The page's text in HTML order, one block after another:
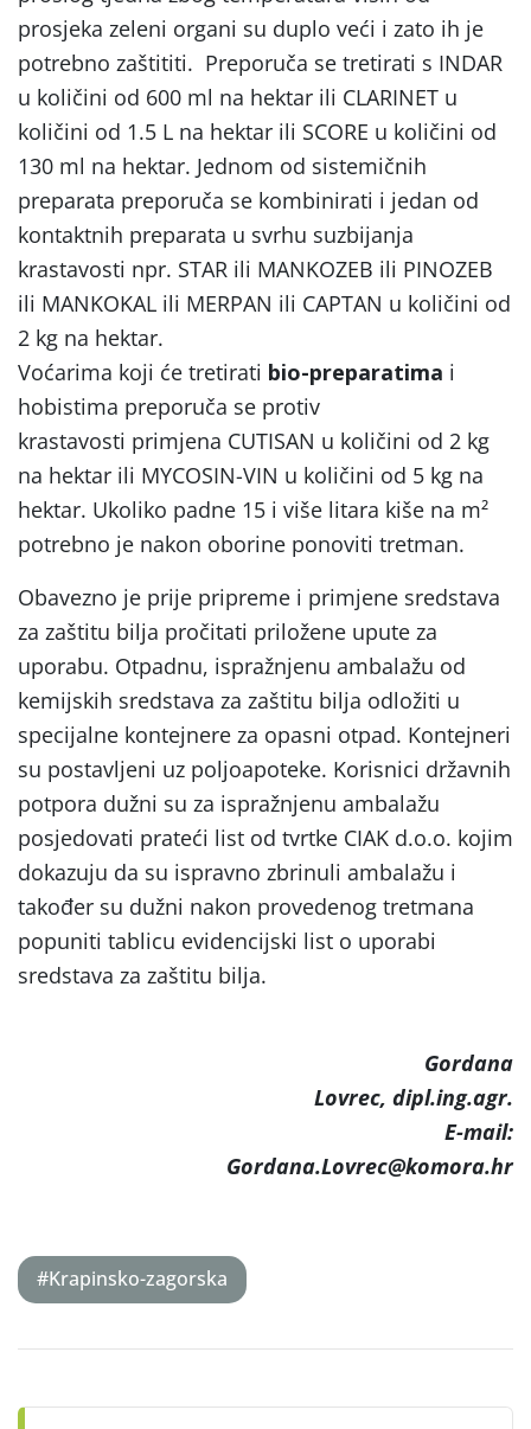
prosjeka zeleni organi su duplo veći i zato ih je
potrebno zaštititi. Preporuča se tretirati s INDAR
u količini od 600 ml na hektar ili CLARINET u
količini od 1.5 L na hektar ili SCORE u količini od
130 ml na hektar. Jednom od sistemičnih
preparata preporuča se kombinirati i jedan od
kontaktnih preparata u svrhu suzbijanja
krastavosti npr. STAR ili MANKOZEB ili PINOZEB
ili MANKOKAL ili MERPAN ili CAPTAN u količini od
2 kg na hektar.
Voćarima koji će tretirati bio-preparatima i
hobistima preporuča se protiv
krastavosti primjena CUTISAN u količini od 2 kg
na hektar ili MYCOSIN-VIN u količini od 5 kg na
hektar. Ukoliko padne 15 i više litara kiše na m²
potrebno je nakon oborine ponoviti tretman.
Obavezno je prije pripreme i primjene sredstava
za zaštitu bilja pročitati priložene upute za
uporabu. Otpadnu, ispražnjenu ambalažu od
kemijskih sredstava za zaštitu bilja odložiti u
specijalne kontejnere za opasni otpad. Kontejneri
su postavljeni uz poljoapoteke. Korisnici državnih
potpora dužni su za ispražnjenu ambalažu
posjedovati prateći list od tvrtke CIAK d.o.o. kojim
dokazuju da su ispravno zbrinuli ambalažu i
također su dužni nakon provedenog tretmana
popuniti tablicu evidencijski list o uporabi
sredstava za zaštitu bilja.
Gordana
Lovrec, dipl.ing.agr.
E-mail:
Gordana.Lovrec@komora.hr
#Krapinsko-zagorska
navigation